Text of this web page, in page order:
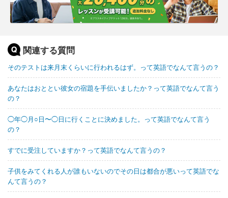
関連する質問
そのテストは来月末くらいに行われるはず。って英語でなんて言うの？
あなたはおととい彼女の宿題を手伝いましたか？って英語でなんて言う
の？
◯年◯月○日〜◯日に行くことに決めました。って英語でなんて言う
の？
すでに受注していますか？って英語でなんて言うの？
子供をみてくれる人が誰もいないのでその日は都合が悪いって英語でな
んて言うの？